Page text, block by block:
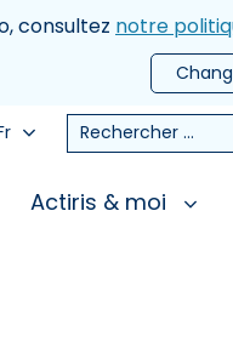
consultez notre
Rechercher
Actiris & moi